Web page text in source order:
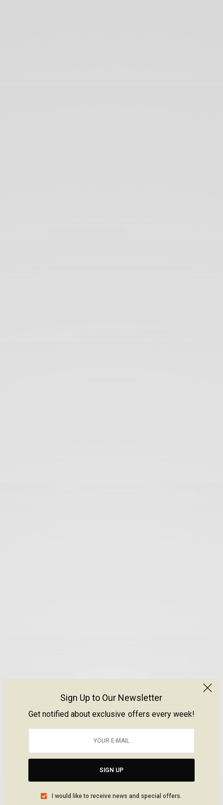
Sign Up to Our Newsletter
Get notified about exclusive offers every week!
SIGN UP
I would like to receive news and special offers.